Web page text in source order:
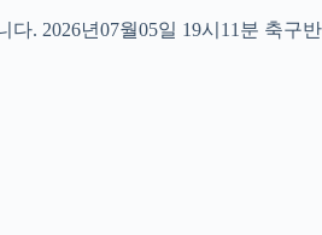
. 2026년07월05일 19시11분 축구반